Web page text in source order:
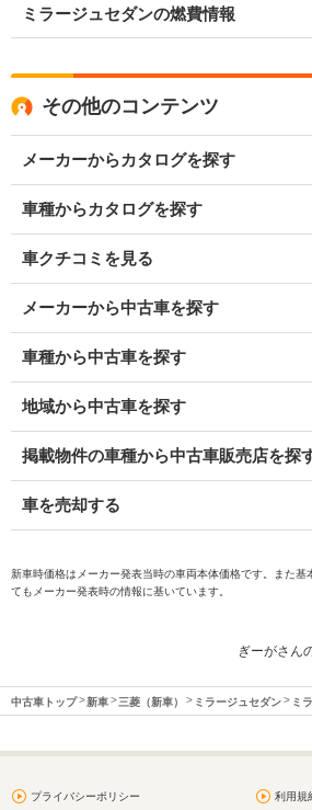
ミラージュセダンの燃費情報
その他のコンテンツ
メーカーからカタログを探す
車種からカタログを探す
車クチコミを見る
メーカーから中古車を探す
車種から中古車を探す
地域から中古車を探す
掲載物件の車種から中古車販売店を探
車を売却する
新車時価格はメーカー発表当時の車両本体価格です。また基
てもメーカー発表時の情報に基いています。
ぎーがさん
中古車トップ 新車 三菱（新車） ミラージュセダン ミ
プライバシーポリシー 利用規